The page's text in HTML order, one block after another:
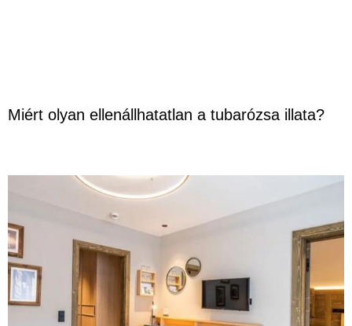
Miért olyan ellenállhatatlan a tubarózsa illata?